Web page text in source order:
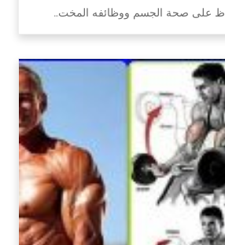
على صحة الجسم ووظائفه المخت…